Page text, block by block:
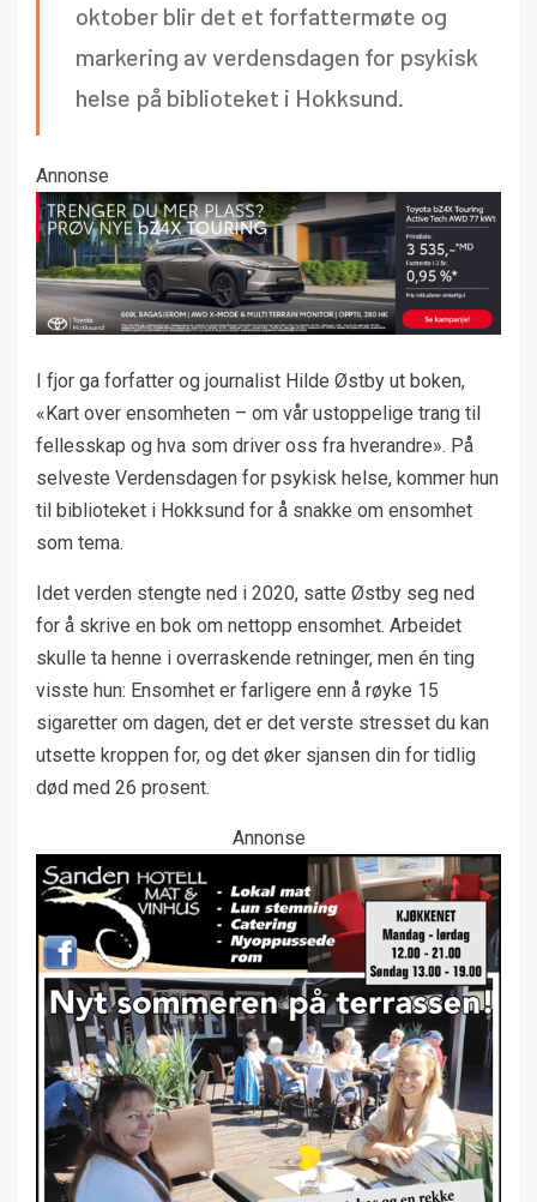
oktober blir det et forfattermøte og
markering av verdensdagen for psykisk
helse på biblioteket i Hokksund.
Annonse
I fjor ga forfatter og journalist Hilde Østby ut boken,
«Kart over ensomheten – om vår ustoppelige trang til
fellesskap og hva som driver oss fra hverandre». På
selveste Verdensdagen for psykisk helse, kommer hun
til biblioteket i Hokksund for å snakke om ensomhet
som tema.
Idet verden stengte ned i 2020, satte Østby seg ned
for å skrive en bok om nettopp ensomhet. Arbeidet
skulle ta henne i overraskende retninger, men én ting
visste hun: Ensomhet er farligere enn å røyke 15
sigaretter om dagen, det er det verste stresset du kan
utsette kroppen for, og det øker sjansen din for tidlig
død med 26 prosent.
Annonse